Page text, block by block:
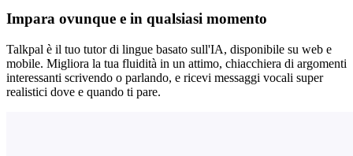
Impara ovunque e in qualsiasi momento
Talkpal è il tuo tutor di lingue basato sull'IA, disponibile su web e
mobile. Migliora la tua fluidità in un attimo, chiacchiera di argomenti
interessanti scrivendo o parlando, e ricevi messaggi vocali super
realistici dove e quando ti pare.